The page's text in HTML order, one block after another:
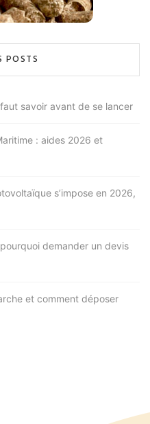
POSTS
savoir avant de se lancer
: aides 2026 et
s’impose en 2026,
demander un devis
et comment déposer